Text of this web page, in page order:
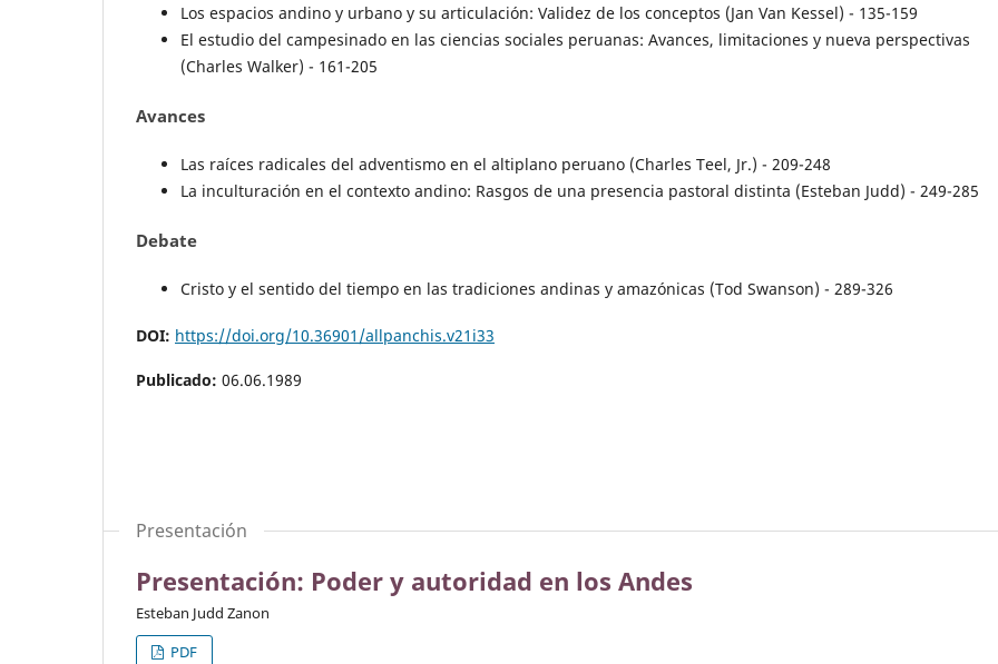
Los espacios andino y urbano y su articulación: Validez de los conceptos (Jan Van Kessel) - 135-159
El estudio del campesinado en las ciencias sociales peruanas: Avances, limitaciones y nueva perspectivas
(Charles Walker) - 161-205
Avances
Las raíces radicales del adventismo en el altiplano peruano (Charles Teel, Jr.) - 209-248
La inculturación en el contexto andino: Rasgos de una presencia pastoral distinta (Esteban Judd) - 249-285
Debate
Cristo y el sentido del tiempo en las tradiciones andinas y amazónicas (Tod Swanson) - 289-326
DOI: https://doi.org/10.36901/allpanchis.v21i33
Publicado: 06.06.1989
Presentación
Presentación: Poder y autoridad en los Andes
Esteban Judd Zanon
PDF